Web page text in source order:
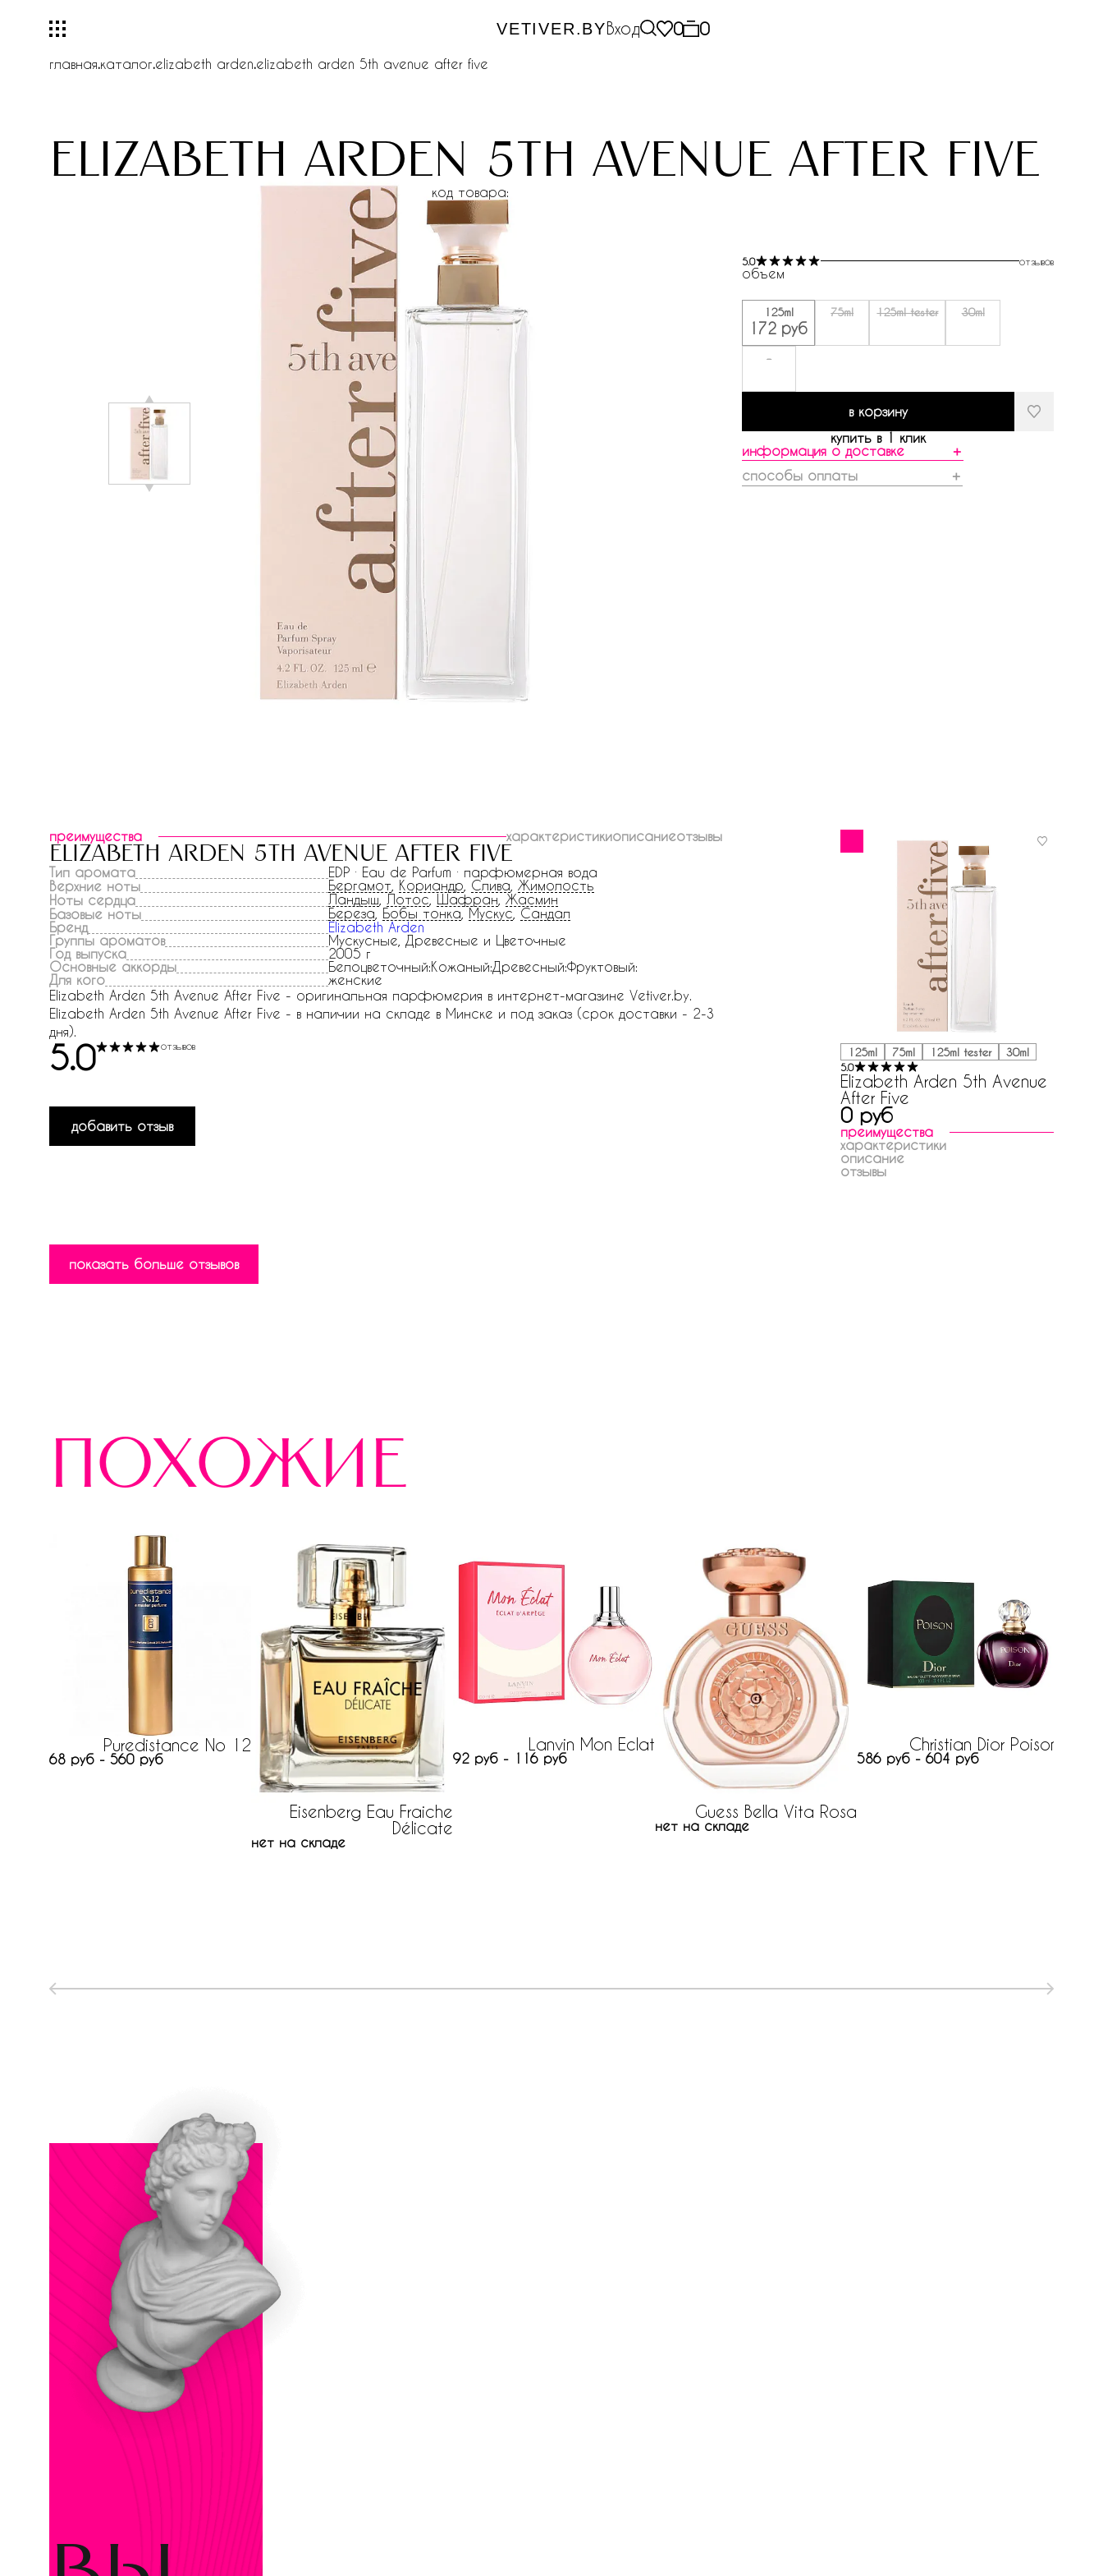
VETIVER.BYВход 0 0
главная.каталог.elizabeth arden.elizabeth arden 5th avenue after five
elizabeth arden 5th avenue after five
код товара:
5.0 отзывов
объем
125ml
172 руб
75ml 125ml tester 30ml
-
в корзину
купить в 1 клик
информация о доставке
＋
способы оплаты
＋
преимущества характеристикиописаниеотзывы
elizabeth arden 5th avenue after five
Тип аромата
EDP · Eau de Parfum · парфюмерная вода
Верхние ноты
Бергамот Кориандр Слива Жимолость
Ноты сердца
Ландыш Лотос Шафран Жасмин
Базовые ноты
Береза Бобы тонка Мускус Сандал
Бренд
Elizabeth Arden
Группы ароматов
Мускусные, Древесные и Цветочные
Год выпуска
2005 г
Основные аккорды
Белоцветочный:Кожаный:Древесный:Фруктовый:
Для кого
женские
Elizabeth Arden 5th Avenue After Five - оригинальная парфюмерия в интернет-магазине Vetiver.by.
Elizabeth Arden 5th Avenue After Five - в наличии на складе в Минске и под заказ (срок доставки - 2-3
дня).
5.0 отзывов
добавить отзыв
показать больше отзывов
125ml 75ml 125ml tester 30ml
5.0
Elizabeth Arden 5th Avenue
After Five
0 руб
преимущества
характеристики
описание
отзывы
похожие
Puredistance No 12
68 руб - 560 руб
Eisenberg Eau Fraiche
Délicate
нет на складе
Lanvin Mon Eclat
92 руб - 116 руб
Guess Bella Vita Rosa
нет на складе
Christian Dior Poison
586 руб - 604 руб